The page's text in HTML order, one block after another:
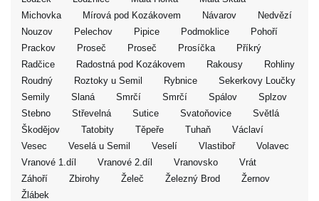
Michovka
Mírová pod Kozákovem Návarov
Nedvězí
Nouzov
Pelechov Pipice Podmoklice
Pohoří
Prackov
Proseč Proseč Prosíčka
Příkrý
Radčice
Radostná pod Kozákovem Rakousy
Rohliny
Roudný
Roztoky u Semil Rybnice
Sekerkovy Loučky
Semily
Slaná Smrčí Smrčí Spálov
Splzov
Stebno
Střevelná Sutice Svatoňovice
Světlá
Škodějov
Tatobity Těpeře Tuhaň
Václaví
Vesec
Veselá u Semil Veselí Vlastiboř
Volavec
Vranové 1.díl
Vranové 2.díl Vranovsko
Vrát
Záhoří
Zbirohy Želeč Železný Brod
Žernov
Žlábek